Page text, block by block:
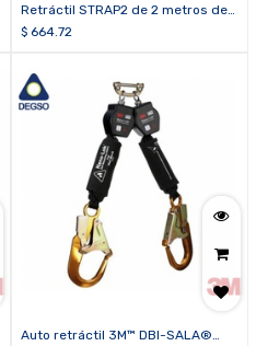
Retráctil STRAP2 de 2 metros de
cinta
$ 664.72
Auto retráctil 3M™ DBI-SALA®